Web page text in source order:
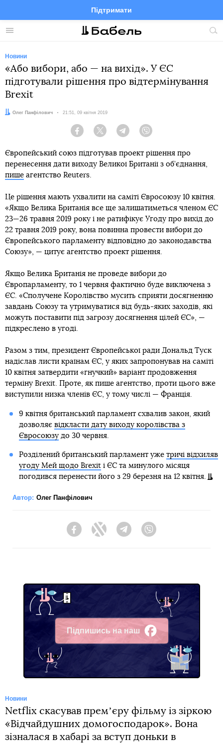
Меню
Підтримати
FacebookTelegramTwitter
Новини
«Або вибори, або — на вихід». У ЄС
підготували рішення про відтермінування
Brexit
Автор:
Олег Панфілович Дата:
21:51, 09 квітня 2019
Facebook Twitter Telegram
Європейський союз підготував проект рішення про
перенесення дати виходу Великої Британії з об’єднання,
пише агентство Reuters.
Це рішення мають ухвалити на саміті Євросоюзу 10 квітня.
«Якщо Велика Британія все ще залишатиметься членом ЄС
23—26 травня 2019 року і не ратифікує Угоду про вихід до
22 травня 2019 року, вона повинна провести вибори до
Європейського парламенту відповідно до законодавства
Союзу», — цитує агентство проект рішення.
Якщо Велика Британія не проведе вибори до
Європарламенту, то 1 червня фактично буде виключена з
ЄС. «Сполучене Королівство мусить сприяти досягненню
завдань Союзу та утримуватися від будь-яких заходів, які
можуть поставити під загрозу досягнення цілей ЄС», —
підкреслено в угоді.
Разом з тим, президент Європейської ради Дональд Туск
надіслав листи країнам ЄС, у яких запропонував на саміті
10 квітня затвердити «гнучкий» варіант продовження
терміну Brexit. Проте, як пише агентство, проти цього вже
виступили низка членів ЄС, у тому числі — Франція.
9 квітня британський парламент схвалив закон, який
дозволяє відкласти дату виходу королівства з
Євросоюзудо 30 червня.
Розділений британський парламент уже тричі відхиляв
угоду Мей щодо Brexitі ЄС та минулого місяця
погодився перенести його з 29 березня на 12 квітня.
Автор: Олег Панфілович
FacebookTwitter Telegram
Підпишись на наш
Facebook
Новини
Netflix скасував премʼєру фільму із зіркою
«Відчайдушних домогосподарок». Вона
зізналася в хабарі за вступ доньки в